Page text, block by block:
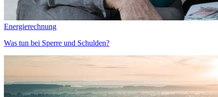
Energierechnung
Was tun bei Sperre und Schulden?